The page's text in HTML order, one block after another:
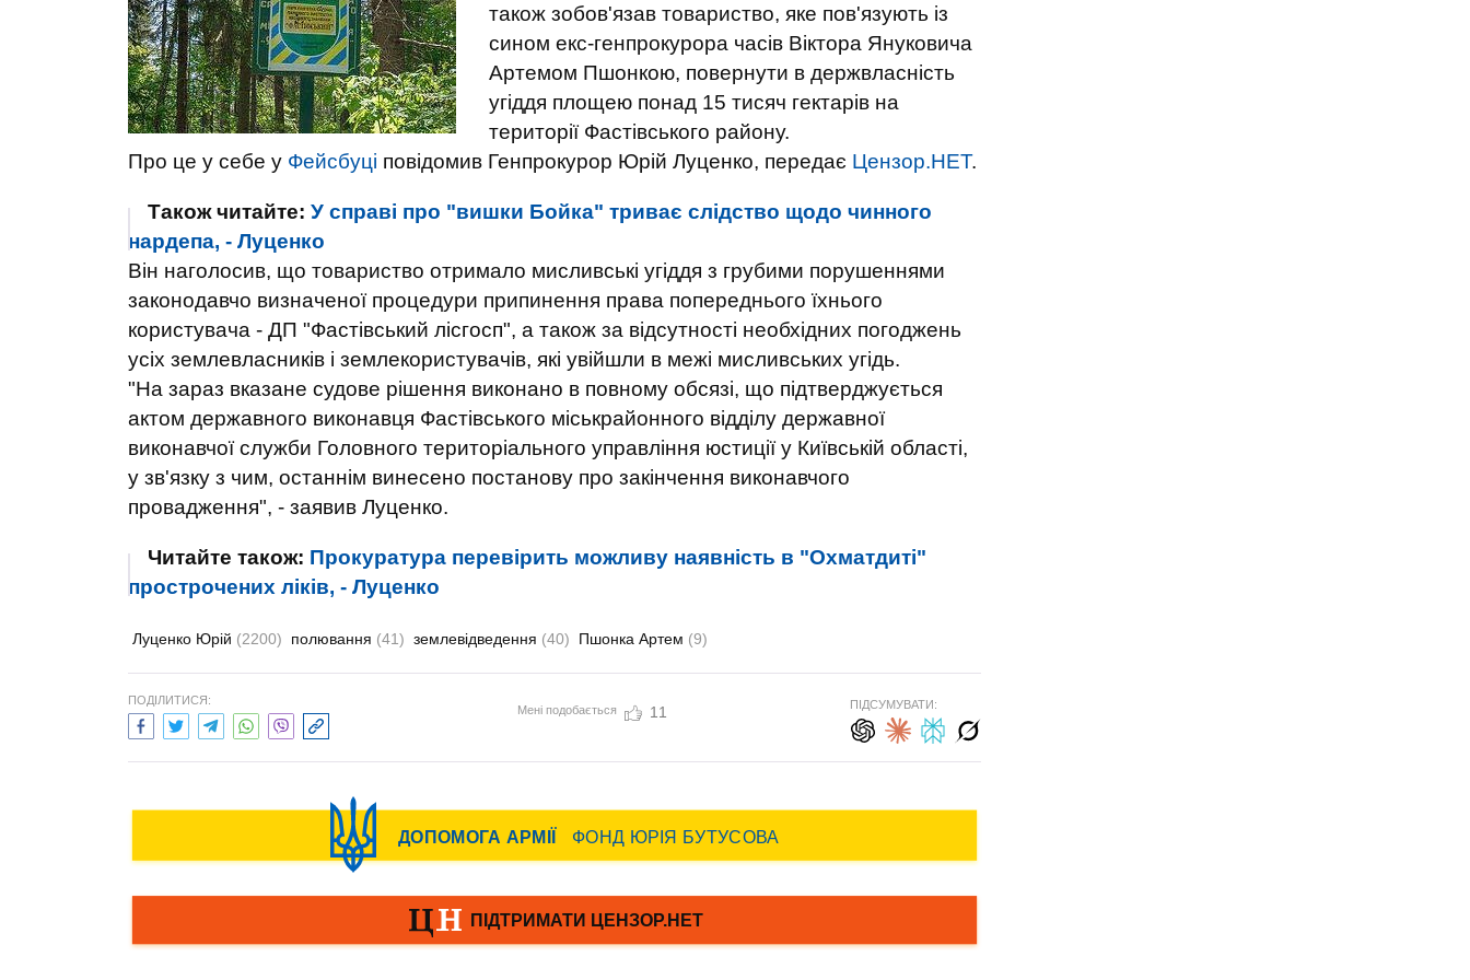
також зобов'язав товариство, яке пов'язують із
сином екс-генпрокурора часів Віктора Януковича
Артемом Пшонкою, повернути в держвласність
угіддя площею понад 15 тисяч гектарів на
території Фастівського району.
Про це у себе у Фейсбуці повідомив Генпрокурор Юрій Луценко, передає Цензор.НЕТ.
Також читайте: У справі про "вишки Бойка" триває слідство щодо чинного
нардепа, - Луценко
Він наголосив, що товариство отримало мисливські угіддя з грубими порушеннями
законодавчо визначеної процедури припинення права попереднього їхнього
користувача - ДП "Фастівський лісгосп", а також за відсутності необхідних погоджень
усіх землевласників і землекористувачів, які увійшли в межі мисливських угідь.
"На зараз вказане судове рішення виконано в повному обсязі, що підтверджується
актом державного виконавця Фастівського міськрайонного відділу державної
виконавчої служби Головного територіального управління юстиції у Київській області,
у зв'язку з чим, останнім винесено постанову про закінчення виконавчого
провадження", - заявив Луценко.
Читайте також: Прокуратура перевірить можливу наявність в "Охматдиті"
прострочених ліків, - Луценко
Луценко Юрій (2200) полювання (41) землевідведення (40) Пшонка Артем (9)
ПОДІЛИТИСЯ:
Мені подобається 11 ПІДСУМУВАТИ: